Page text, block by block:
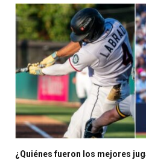
¿Quiénes fueron los mejores